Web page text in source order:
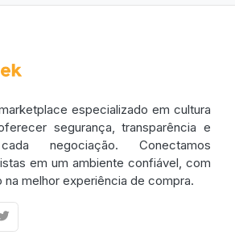
especializado em cultura
segurança, transparência e
negociação. Conectamos
em um ambiente confiável, com
melhor experiência de compra.